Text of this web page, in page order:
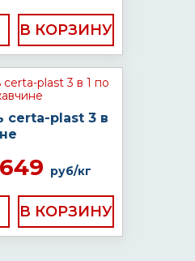
certa-plast 3 в
руб/кг